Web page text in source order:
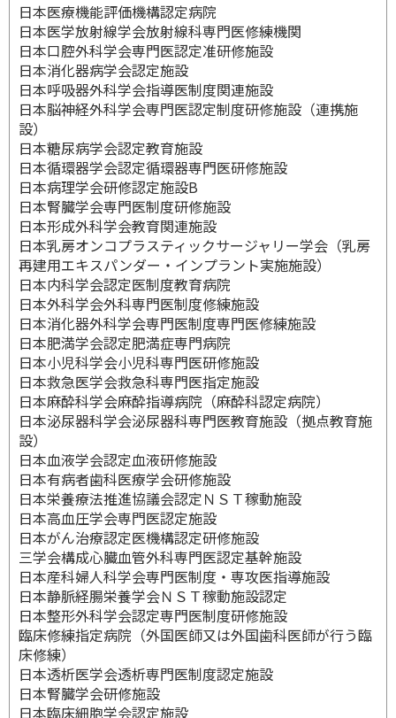
日本医療機能評価機構認定病院
日本医学放射線学会放射線科専門医修練機関
日本口腔外科学会専門医認定准研修施設
日本消化器病学会認定施設
日本呼吸器外科学会指導医制度関連施設
日本脳神経外科学会専門医認定制度研修施設（連携施
設）
日本糖尿病学会認定教育施設
日本循環器学会認定循環器専門医研修施設
日本病理学会研修認定施設B
日本腎臓学会専門医制度研修施設
日本形成外科学会教育関連施設
日本乳房オンコプラスティックサージャリー学会（乳房
再建用エキスパンダー・インプラント実施施設）
日本内科学会認定医制度教育病院
日本外科学会外科専門医制度修練施設
日本消化器外科学会専門医制度専門医修練施設
日本肥満学会認定肥満症専門病院
日本小児科学会小児科専門医研修施設
日本救急医学会救急科専門医指定施設
日本麻酔科学会麻酔指導病院（麻酔科認定病院）
日本泌尿器科学会泌尿器科専門医教育施設（拠点教育施
設）
日本血液学会認定血液研修施設
日本有病者歯科医療学会研修施設
日本栄養療法推進協議会認定ＮＳＴ稼動施設
日本高血圧学会専門医認定施設
日本がん治療認定医機構認定研修施設
三学会構成心臓血管外科専門医認定基幹施設
日本産科婦人科学会専門医制度・専攻医指導施設
日本静脈経腸栄養学会ＮＳＴ稼動施設認定
日本整形外科学会認定専門医制度研修施設
臨床修練指定病院（外国医師又は外国歯科医師が行う臨
床修練）
日本透析医学会透析専門医制度認定施設
日本腎臓学会研修施設
日本臨床細胞学会認定施設